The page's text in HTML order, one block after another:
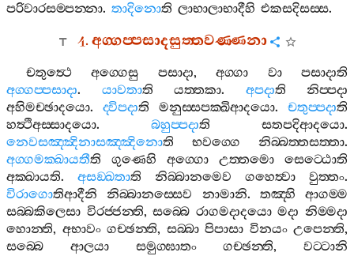
පරිවාරසම‍්පන‍්නා. තාදිනොති ලාභාලාභාදීහි එකසදිසස‍්ස.
4.අග‍්ගප‍්පසාදසුත‍්තවණ‍්ණනා
චතුත්‍ථෙ අග‍්ගෙසු පසාදා,අග‍්ගා වා
පසාදාති
අග‍්ගප‍්පසාදා. යාවතාති යත‍්තකා. අපදාති
නිප‍්පදා
අහිමච‍්ඡාදයො. ද‍්විපදාති මනුස‍්සපක‍්ඛිආදයො. චතුප‍්පදාති
හත්‍ථිඅස‍්සාදයො. බහුප‍්පදාති සතපදිආදයො.
නෙවසඤ‍්ඤිනාසඤ‍්ඤිනොති භවග‍්ගෙ නිබ‍්බත‍්තසත‍්තා.
අග‍්ගමක‍්ඛායතීති ගුණෙහි අග‍්ගො උත‍්තමො
සෙට‍්ඨොති
අක‍්ඛායති. අසඞ‍්ඛතාති නිබ‍්බානමෙව ගහෙත්‍වා වුත‍්තං.
විරාගොතිආදීනි නිබ‍්බානස‍්සෙව නාමානි. තඤ‍්හි
ආගම‍්ම
සබ‍්බකිලෙසා විරජ‍්ජන‍්ති,සබ‍්බෙ රාගමදාදයො මදා නිම‍්මදා
හොන‍්ති, අභාවං ගච‍්ඡන‍්ති, සබ‍්බා පිපාසා විනයං උපෙන‍්ති,
සබ‍්බෙ
ආලයා සමුග‍්ඝාතං ගච‍්ඡන‍්ති, වට‍්ටානි